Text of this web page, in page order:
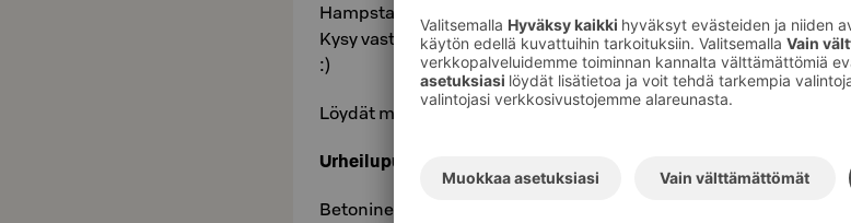
Hampstapuisto sijaitsee 800 metrin päässä hotelliltamme.
Kysy vastaanotostamme kivoista leikkipuistoista lähialueillamme!
:)
Löydät myös kaikki Kouvolan leikkipaikat täältä
Urheilupuisto
Betoninen skeittiparkki, vehreät frisbeegolf-radat ja kaunis